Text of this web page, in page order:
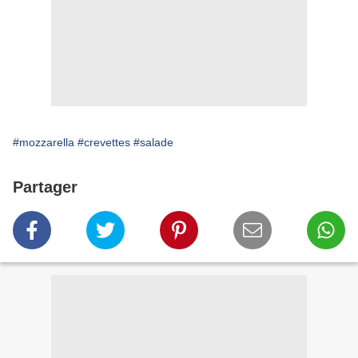
#mozzarella #crevettes #salade
Partager